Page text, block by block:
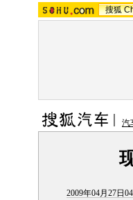
搜狐
汽
2009年04月27日